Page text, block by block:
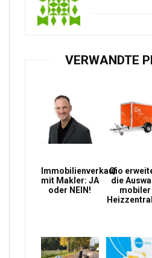
VERWANDTE
Immobilienverkauf
mit Makler: JA
oder NEIN!
Qio
die
mobiler